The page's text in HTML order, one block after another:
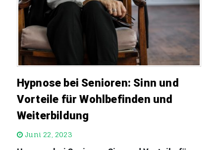
Hypnose bei Senioren: Sinn und
Vorteile für Wohlbefinden und
Weiterbildung
Juni 22, 2023